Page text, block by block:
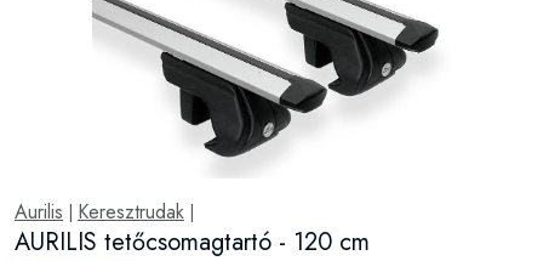
Aurilis Keresztrudak
AURILIS tetőcsomagtartó - 120 cm